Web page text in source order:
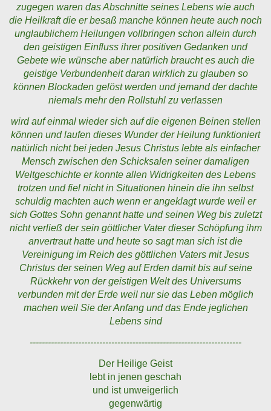
zugegen waren das Abschnitte seines Lebens wie auch
die Heilkraft die er besaß manche können heute auch noch
unglaublichem Heilungen vollbringen schon allein durch
den geistigen Einfluss ihrer positiven Gedanken und
Gebete wie wünsche aber natürlich braucht es auch die
geistige Verbundenheit daran wirklich zu glauben so
können Blockaden gelöst werden und jemand der dachte
niemals mehr den Rollstuhl zu verlassen
wird auf einmal wieder sich auf die eigenen Beinen stellen
können und laufen dieses Wunder der Heilung funktioniert
natürlich nicht bei jeden Jesus Christus lebte als einfacher
Mensch zwischen den Schicksalen seiner damaligen
Weltgeschichte er konnte allen Widrigkeiten des Lebens
trotzen und fiel nicht in Situationen hinein die ihn selbst
schuldig machten auch wenn er angeklagt wurde weil er
sich Gottes Sohn genannt hatte und seinen Weg bis zuletzt
nicht verließ der sein göttlicher Vater dieser Schöpfung ihm
anvertraut hatte und heute so sagt man sich ist die
Vereinigung im Reich des göttlichen Vaters mit Jesus
Christus der seinen Weg auf Erden damit bis auf seine
Rückkehr von der geistigen Welt des Universums
verbunden mit der Erde weil nur sie das Leben möglich
machen weil Sie der Anfang und das Ende jeglichen
Lebens sind
----------------------------------------------------------------------
Der Heilige Geist
lebt in jenen geschah
und ist unweigerlich
gegenwärtig